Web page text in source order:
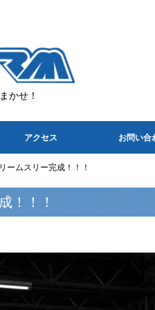
かせ！
アクセス お問い合
ームスリー完成！！！
！！！